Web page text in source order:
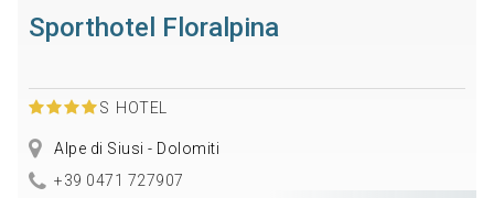
Sporthotel Floralpina
S HOTEL
Alpe di Siusi - Dolomiti
+39 0471 727907